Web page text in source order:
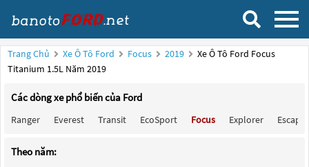
Trang Chủ Xe Ô Tô Ford Focus 2019
Xe Ô Tô Ford Focus
Titanium 1.5L Năm 2019
Các dòng xe phổ biến của Ford
Ranger Everest Transit EcoSport Focus Explorer Escape
Theo năm: